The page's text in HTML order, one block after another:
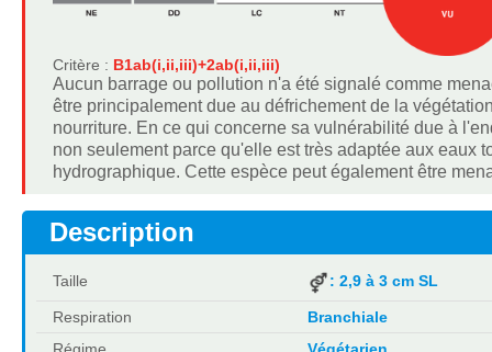
Critère : B1ab(i,ii,iii)+2ab(i,ii,iii)
Aucun barrage ou pollution n'a été signalé comme
être principalement due au défrichement de la
nourriture. En ce qui concerne sa vulnérabilité due à
non seulement parce qu'elle est très adaptée aux eaux
hydrographique. Cette espèce peut également être
Description
Taille : 2,9 à 3 cm SL
Respiration
Branchiale